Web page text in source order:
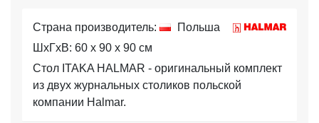
Страна производитель:
Польша
ШхГхВ: 60 x 90 x 90 см
Стол ITAKA HALMAR - оригинальный комплект
из двух журнальных столиков польской
компании Halmar.